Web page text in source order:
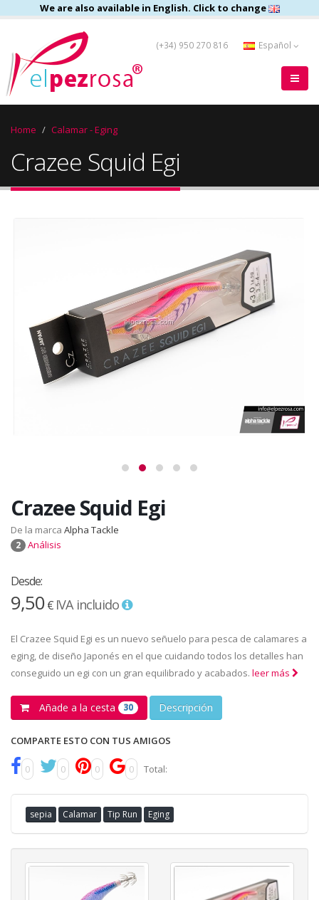
We are also available in English. Click to change
(+34) 950 270 816 Español
Home Calamar - Eging
Crazee Squid Egi
Crazee Squid Egi
De la marca Alpha Tackle
2 Análisis
Desde:
9,50€ IVA incluido
El Crazee Squid Egi es un nuevo señuelo para pesca de calamares a
eging, de diseño Japonés en el que cuidando todos los detalles han
conseguido un egi con un gran equilibrado y acabados. leer más
Añade a la cesta 30 Descripción
COMPARTE ESTO CON TUS AMIGOS
0 0 0 0 Total:
sepia Calamar Tip Run Eging